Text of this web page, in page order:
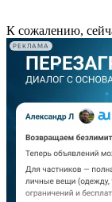
К сожалению,
РЕКЛАМА